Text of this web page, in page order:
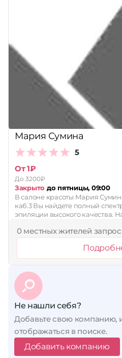
Стоимость услуг:
Принимает сертификаты
Мария Сумина
5
От 1₽
До 3200₽
Закрыто до пятницы, 09:00
В салоне красоты Мария
каб.3 Вы найдете полный
эпиляции высокого качества.
0 местных жителей
Не нашли себя?
Добавьте свою компанию,
отображаться в поиске.
Добавить компанию